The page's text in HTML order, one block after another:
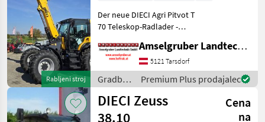
Rabljeni stroj
Der neue DIECI Agri Pitvot T
70 Teleskop-Radlader -
Ausstattung. DER NEUE
AGRI PIVOT T 70 setzt völlig
neue Maßstäbe im
Teleskop-Radladers
Amselgruber Landtechnik GmbH
5121 Tarsdorf
Gradbeni
stroji /
Dieci
Premium Plus prodajalec
DIECI Zeuss
38.10
Cena
na